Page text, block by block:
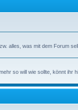
alles, was mit dem Forum
so will wie sollte, könnt ihr